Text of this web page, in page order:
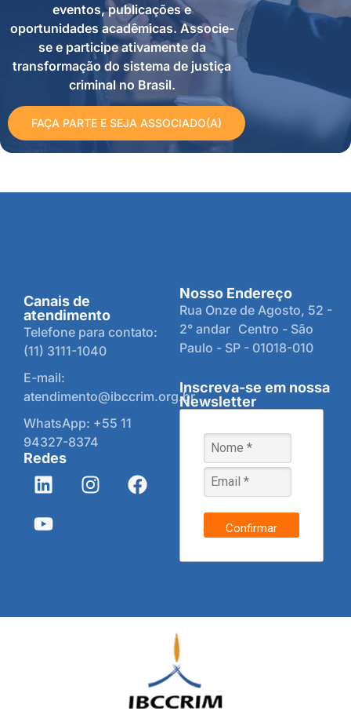
eventos, publicações e
oportunidades acadêmicas. Associe-
se e participe ativamente da
transformação do sistema de justiça
criminal no Brasil.
FAÇA PARTE E SEJA ASSOCIADO(A)
Canais de
atendimento
Telefone para contato:
(11) 3111-1040
E-mail:
atendimento@ibccrim.org.br
WhatsApp: +55 11
94327-8374
Redes
Nosso Endereço
Rua Onze de Agosto, 52 -
2° andar Centro - São
Paulo - SP - 01018-010
Inscreva-se em nossa
Newsletter
Confirmar